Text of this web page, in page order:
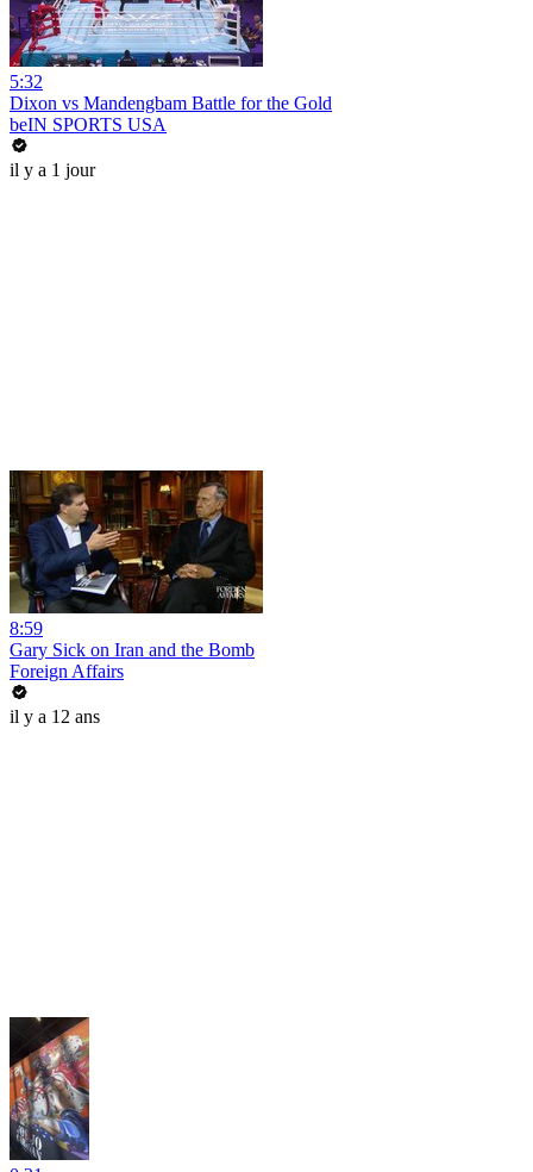
5:32
Dixon vs Mandengbam Battle for the Gold
beIN SPORTS USA
il y a 1 jour
8:59
Gary Sick on Iran and the Bomb
Foreign Affairs
il y a 12 ans